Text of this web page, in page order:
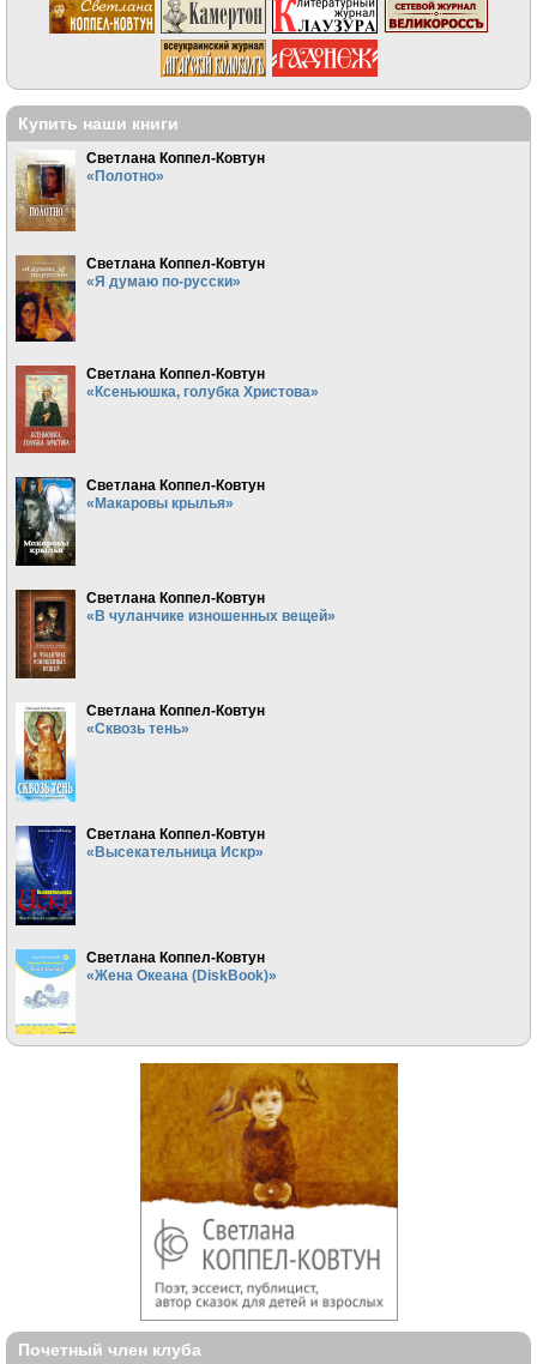
Купить наши книги
Светлана Коппел-Ковтун
«Полотно»
Светлана Коппел-Ковтун
«Я думаю по-русски»
Светлана Коппел-Ковтун
«Ксеньюшка, голубка Христова»
Светлана Коппел-Ковтун
«Макаровы крылья»
Светлана Коппел-Ковтун
«В чуланчике изношенных вещей»
Светлана Коппел-Ковтун
«Сквозь тень»
Светлана Коппел-Ковтун
«Высекательница Искр»
Светлана Коппел-Ковтун
«Жена Океана (DiskBook)»
Почетный член клуба